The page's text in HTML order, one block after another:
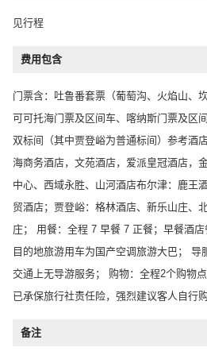
见行程
费用包含
门票含：吐鲁番套票（葡萄沟、火焰山、
可可托海门票及区间车、喀纳斯门票及区
双标间（其中贾登峪为普通标间）参考酒
海商务酒店，文苑酒店，爱派皇冠酒店，
中心、西域永胜、山河酒店布尔津：鹿王
贸酒店；贾登峪：格林酒店、新乐山庄、
庄； 用餐：全程 7 早餐 7 正餐；早餐酒店
目的地旅游用车为国产空调旅游大巴； 导
交通上无导游服务； 购物：全程2个购物
已承保旅行社责任险，强烈建议客人自行
备注